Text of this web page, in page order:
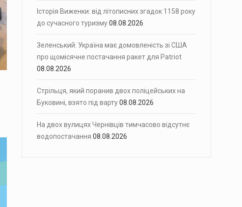
Історія Виженки: від літописних згадок 1158 року
до сучасного туризму08.08.2026
Зеленський: Україна має домовленість зі США
про щомісячне постачання ракет для Patriot
08.08.2026
Стрільця, який поранив двох поліцейських на
Буковині, взято під варту08.08.2026
На двох вулицях Чернівців тимчасово відсутнє
водопостачання 08.08.2026